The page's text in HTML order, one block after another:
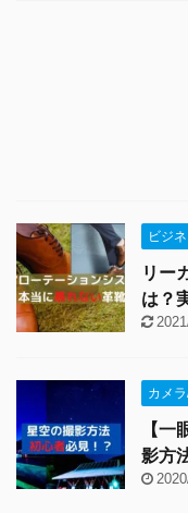
ビジ
リー
は？
カメ
【一
影方